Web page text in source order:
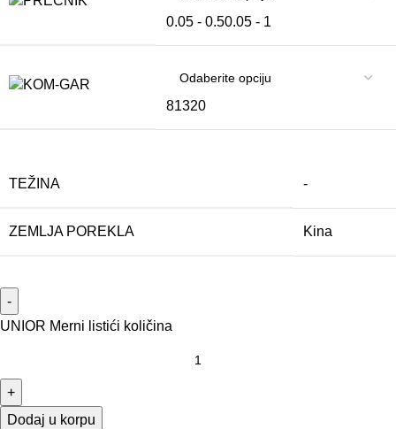
0.05 - 0.50.05 - 1
81320
TEŽINA -
ZEMLJA POREKLA Kina
UNIOR Merni listići količina
Dodaj u korpu